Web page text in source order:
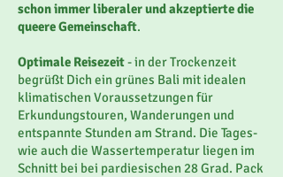
schonimmer liberaler und akzeptierte die
queere Gemeinschaft.
Optimale Reisezeit-in der Trockenzeit
begrüßt Dich ein grünes Bali mit idealen
klimatischen Voraussetzungen für
Erkundungstouren, Wanderungen und
entspannte Stunden am Strand. Die Tages-
wie auch die Wassertemperatur liegen im
Schnitt bei bei pardiesischen 28 Grad. Pack